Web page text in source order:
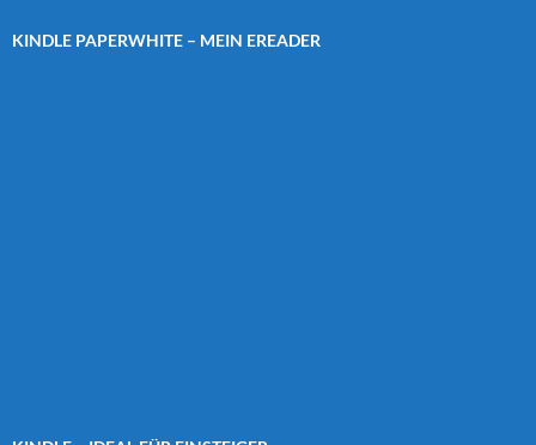
KINDLE PAPERWHITE – MEIN EREADER